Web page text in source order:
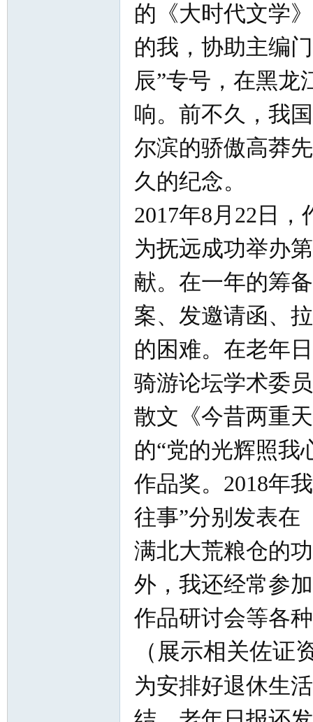
的《大时代文学
的我，协助主编
辰”专号，在黑龙
响。前不久，我
尔滨的骄傲高莽
久的纪念。
2017年8月22日
为抚远成功举办
献。在一年的筹
案、发邀请函、
的困难。在老年
骑游论坛学术委
散文《今昔两重
的“党的光辉照我
作品奖。2018年
往事”分别发表在
满北大荒粮仓的
外，我还经常参
作品研讨会等
（展示相关佐证
为安排好退休生